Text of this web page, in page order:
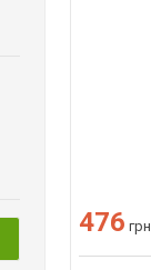
476 грн